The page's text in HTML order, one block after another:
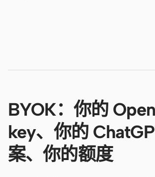
BYOK：你的
key、你的
案、你的额度